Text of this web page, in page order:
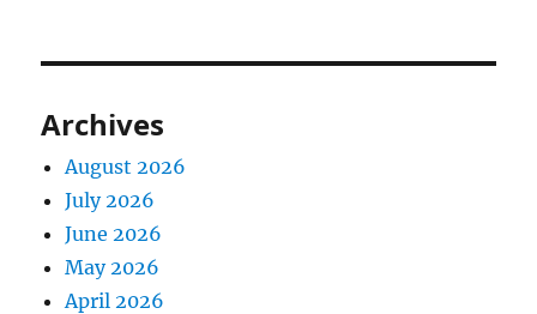
Archives
August 2026
July 2026
June 2026
May 2026
April 2026